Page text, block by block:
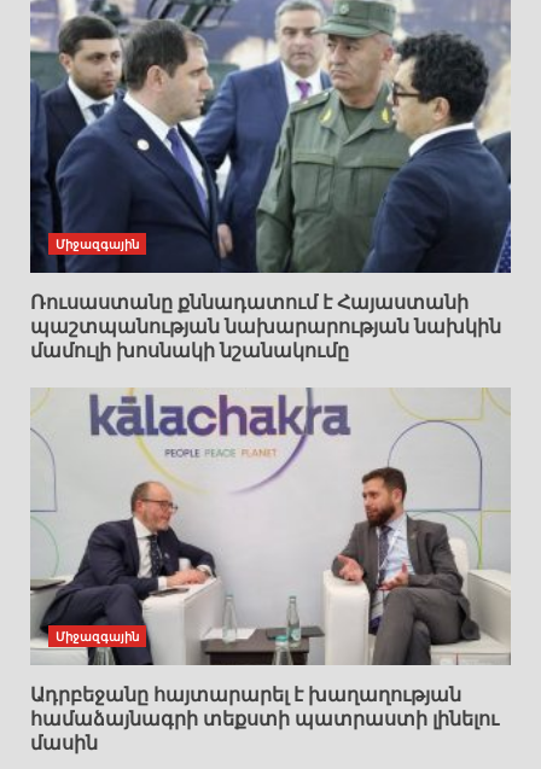
Միջազգային
Ռուսաստանը քննադատում է Հայաստանի
պաշտպանության նախարարության նախկին
մամուլի խոսնակի նշանակումը
Միջազգային
Ադրբեջանը հայտարարել է խաղաղության
համաձայնագրի տեքստի պատրաստի լինելու
մասին